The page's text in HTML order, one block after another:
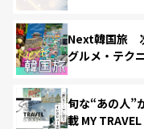
Next韓国旅
グルメ・テク
旬な“あの人”
載 MY